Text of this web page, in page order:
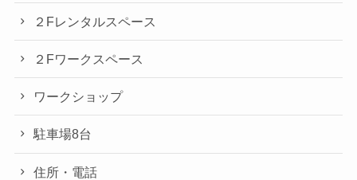
２Fレンタルスペース
２Fワークスペース
ワークショップ
駐車場8台
住所・電話